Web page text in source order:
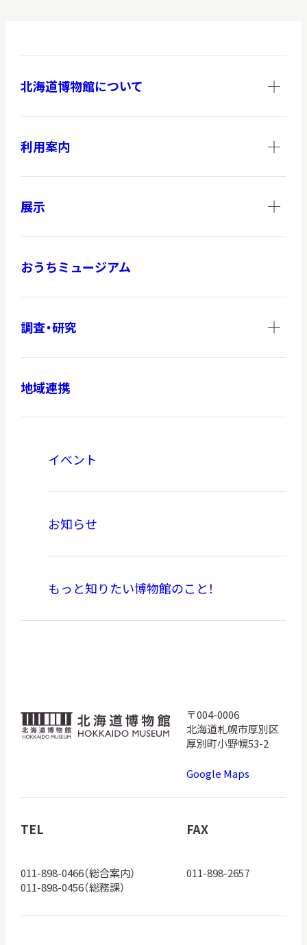
北海道博物館について
利用案内
展示
おうちミュージアム
調査・研究
地域連携
イベント
お知らせ
もっと知りたい博物館のこと！
北
海
物
館
ゴ
〒004-0006
北海道札幌市厚別区
厚別町小野幌53-2
Google Maps
TEL
011-898-0466（総合案内）
011-898-0456（総務課）
FAX
011-898-2657